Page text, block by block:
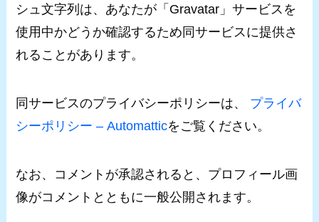
シュ文字列は、あなたが「Gravatar」サービスを
使用中かどうか確認するため同サービスに提供さ
れることがあります。
同サービスのプライバシーポリシーは、 プライバ
シーポリシー – Automatticをご覧ください。
なお、コメントが承認されると、プロフィール画
像がコメントとともに一般公開されます。